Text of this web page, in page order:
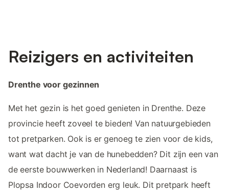
Reizigers en activiteiten
Drenthe voor gezinnen
Met het gezin is het goed genieten in Drenthe. Deze
provincie heeft zoveel te bieden! Van natuurgebieden
tot pretparken. Ook is er genoeg te zien voor de kids,
want wat dacht je van de hunebedden? Dit zijn een van
de eerste bouwwerken in Nederland! Daarnaast is
Plopsa Indoor Coevorden erg leuk. Dit pretpark heeft